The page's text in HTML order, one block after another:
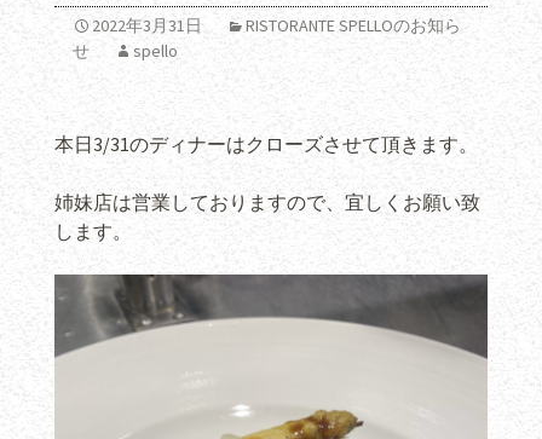
2022年3月31日
RISTORANTE SPELLOのお知ら
せ
spello
本日3/31のディナーはクローズさせて頂きます。
姉妹店は営業しておりますので、宜しくお願い致
します。